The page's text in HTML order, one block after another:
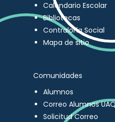
Calendario Escolar
Bibliotecas
Contraloría Social
Mapa de sitio
Comunidades
Alumnos
Correo Alumnos
Solicitud Correo